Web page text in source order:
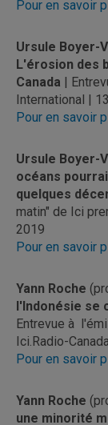
Pour en savoir
Ursule Boyer-
L'érosion des
Canada |
International |
Pour en savoir
Ursule Boyer-
océans
quelques
matin" de Ici
2019
Pour en savoir
Yann Roche
l'Indonésie se
Entrevue à
Ici.Radio-
Pour en savoir
Yann Roche
une minorité